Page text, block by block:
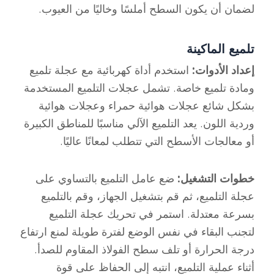
لضمان أن يكون السطح أملسًا وخاليًا من العيوب.
تلميع الماكينة
إعداد الأدوات: استخدم أداة كهربائية مع عجلة تلميع
ومادة تلميع خاصة. تشمل عجلات التلميع المستخدمة
بشكل شائع عجلات هوائية حمراء وعجلات هوائية
وردية اللون. يعد التلميع الآلي مناسبًا للمناطق الكبيرة
أو معالجات الأسطح التي تتطلب لمعانًا عاليًا.
خطوات التشغيل: ضع عامل التلميع بالتساوي على
عجلة التلميع، ثم قم بتشغيل الجهاز، وقم بالتلميع
بسرعة معتدلة. استمر في تحريك عجلة التلميع
لتجنب البقاء في نفس الوضع لفترة طويلة لمنع ارتفاع
درجة الحرارة أو تلف سطح الفولاذ المقاوم للصدأ.
أثناء عملية التلميع، انتبه إلى الحفاظ على قوة